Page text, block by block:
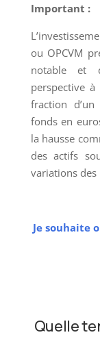
Important :
ou OPCVM
notable et
perspective
fraction
fonds en
la hausse
des actifs
variations des
Je souhaite
Quelle